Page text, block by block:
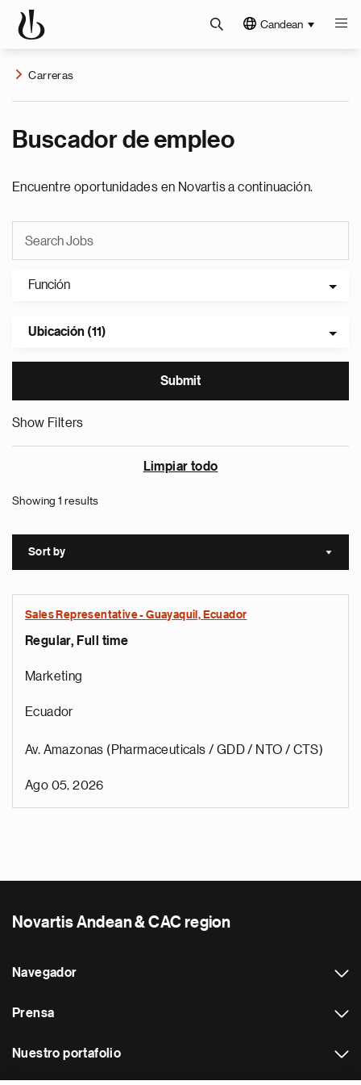
Candean
Carreras
Buscador de empleo
Encuentre oportunidades en Novartis a continuación.
Función
Ubicación (11)
Show Filters
Limpiar todo
Showing 1 results
Sort by Sort
Sales Representative - Guayaquil, Ecuador
Regular, Full time
Marketing
Ecuador
Av. Amazonas (Pharmaceuticals / GDD / NTO / CTS)
Ago 05, 2026
Novartis Andean & CAC region
Navegador
Prensa
Nuestro portafolio